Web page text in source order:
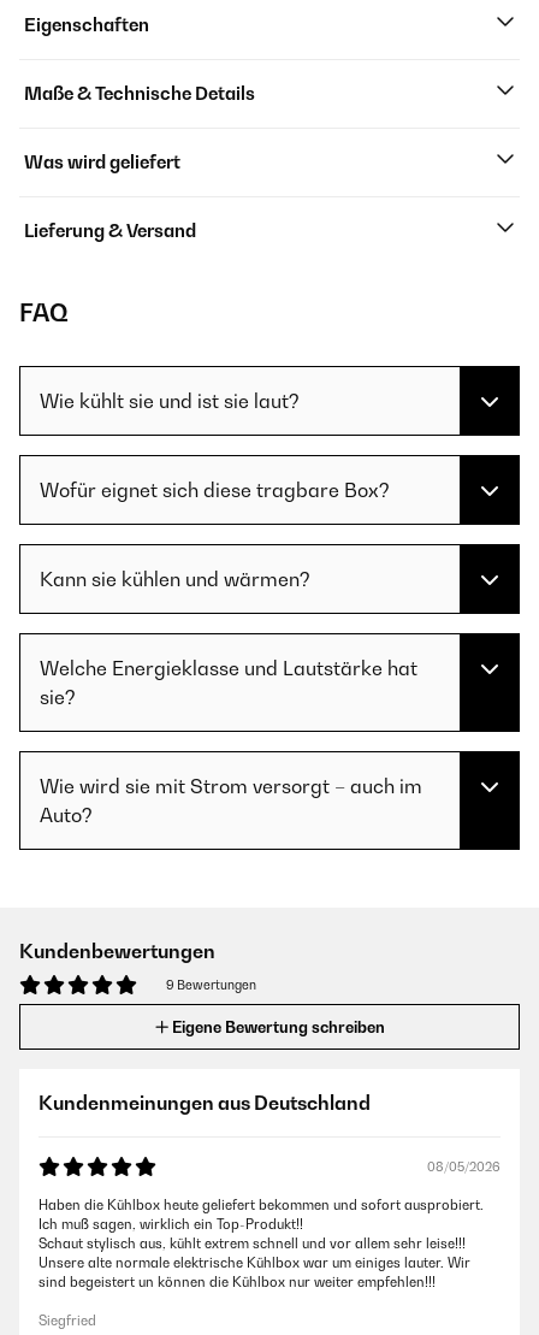
Eigenschaften
Maße & Technische Details
Was wird geliefert
Lieferung & Versand
FAQ
Wie kühlt sie und ist sie laut?
Wofür eignet sich diese tragbare Box?
Kann sie kühlen und wärmen?
Welche Energieklasse und Lautstärke hat
sie?
Wie wird sie mit Strom versorgt – auch im
Auto?
Kundenbewertungen
9 Bewertungen
Eigene Bewertung schreiben
Kundenmeinungen aus Deutschland
08/05/2026
Haben die Kühlbox heute geliefert bekommen und sofort ausprobiert.
Ich muß sagen, wirklich ein Top-Produkt!!
Schaut stylisch aus, kühlt extrem schnell und vor allem sehr leise!!!
Unsere alte normale elektrische Kühlbox war um einiges lauter. Wir
sind begeistert un können die Kühlbox nur weiter empfehlen!!!
Siegfried